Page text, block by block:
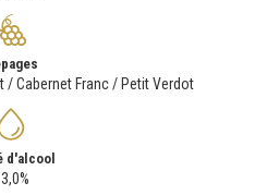
/ Cabernet Franc / Petit Verdot
d'alcool